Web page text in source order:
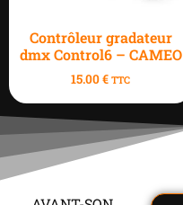
Contrôleur gradateur
dmx Control6 – CAMEO
15.00€ TTC